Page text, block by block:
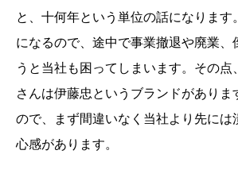
と、十何年という単位の話になります
になるので、途中で事業撤退や廃業、
うと当社も困ってしまいます。その点
さんは伊藤忠というブランドがありま
ので、まず間違いなく当社より先には
心感があります。